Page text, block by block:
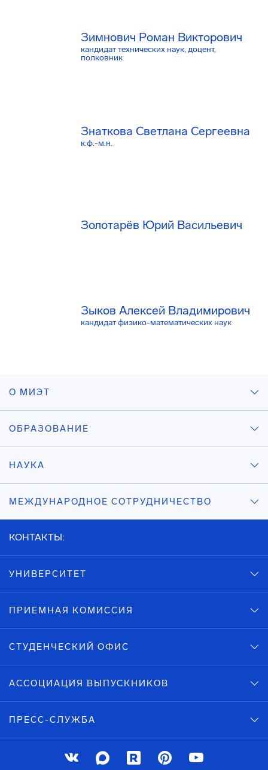
Зимнович Роман Викторович
кандидат технических наук, доцент,
полковник
Знаткова Светлана Сергеевна
к.ф.-м.н.
Золотарёв Юрий Васильевич
Зыков Алексей Владимирович
кандидат физико-математических наук
О МИЭТ
ОБРАЗОВАНИЕ
НАУКА
МЕЖДУНАРОДНОЕ СОТРУДНИЧЕСТВО
КОНТАКТЫ:
УНИВЕРСИТЕТ
ПРИЕМНАЯ КОМИССИЯ
СТУДЕНЧЕСКИЙ ОФИС
АССОЦИАЦИЯ ВЫПУСКНИКОВ
ПРЕСС-СЛУЖБА